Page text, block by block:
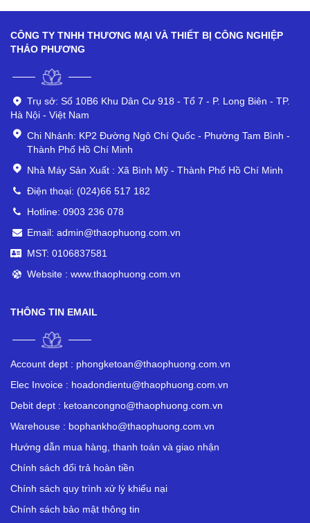
CÔNG TY TNHH THƯƠNG MẠI VÀ THIẾT BỊ CÔNG NGHIỆP
THẢO PHƯƠNG
Trụ sở: Số 10B6 Khu Dân Cư 918 - Tổ 7 - P. Long Biên - TP.
Hà Nội - Việt Nam
Chi Nhánh: KP2 Đường Ngô Chí Quốc - Phường Tam Bình -
Thành Phố Hồ Chí Minh
Nhà Máy Sản Xuất : Xã Bình Mỹ - Thành Phố Hồ Chí Minh
Điện thoại: (024)66 517 182
Hotline: 0903 236 078
Email: admin@thaophuong.com.vn
MST: 0106837581
Website : www.thaophuong.com.vn
THÔNG TIN EMAIL
Account dept : phongketoan@thaophuong.com.vn
Elec Invoice : hoadondientu@thaophuong.com.vn
Debit dept : ketoancongno@thaophuong.com.vn
Warehouse : bophankho@thaophuong.com.vn
Hướng dẫn mua hàng, thanh toán và giao nhận
Chính sách đổi trả hoàn tiền
Chính sách quy trình xử lý khiếu nại
Chính sách bảo mật thông tin